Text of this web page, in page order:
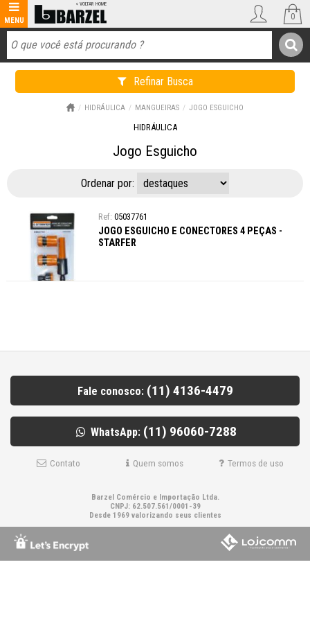
Refinar Busca
0
HIDRÁULICA MANGUEIRAS JOGO ESGUICHO
HIDRÁULICA
Jogo Esguicho
Ordenar por:
05037761
JOGO ESGUICHO E CONECTORES 4 PEÇAS -
STARFER
Fale conosco: (11) 4136-4479
WhatsApp: (11) 96060-7288
Contato Quem somos Termos de uso
Barzel Comércio e Importação Ltda.
CNPJ: 62.507.561/0001-39
Desde 1969 valorizando seus clientes